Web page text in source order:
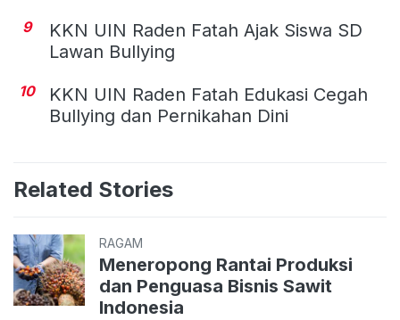
9
KKN UIN Raden Fatah Ajak Siswa SD
Lawan Bullying
10
KKN UIN Raden Fatah Edukasi Cegah
Bullying dan Pernikahan Dini
Related Stories
RAGAM
Meneropong Rantai Produksi
dan Penguasa Bisnis Sawit
Indonesia